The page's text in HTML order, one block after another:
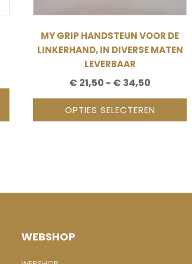
MY GRIP HANDSTEUN VOOR DE
LINKERHAND, IN DIVERSE MATEN
LEVERBAAR
€ 21,50 - € 34,50
€ 21,50
TOT
OPTIES SELECTEREN
productpagina
WEBSHOP